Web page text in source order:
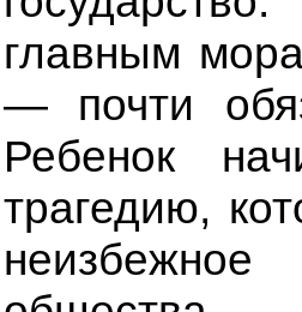
главным
— почти
Ребенок
трагедию,